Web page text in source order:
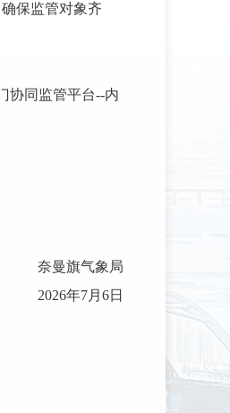
保监管对象齐
协同监管平台--内
奈曼旗气象局
2026年7月6日